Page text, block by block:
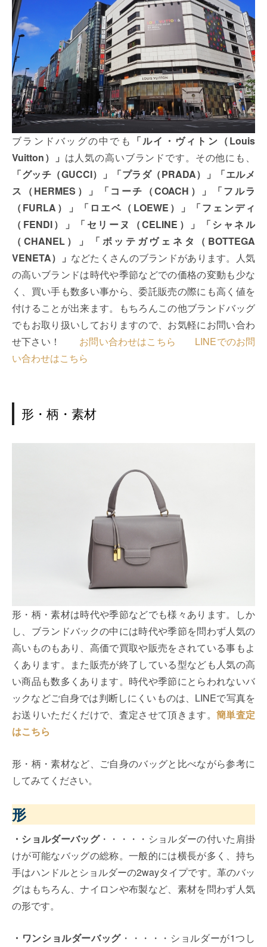
ブランドバッグの中でも 「ルイ・ヴィトン（Louis
Vuitton）」 は人気の高いブランドです。その他にも、
「グッチ（GUCCI）」「プラダ（PRADA）」「エルメ
ス（HERMES）」「コーチ（COACH）」「フルラ
（FURLA）」「ロエベ（LOEWE）」「フェンディ
（FENDI）」「セリーヌ（CELINE）」「シャネル
（CHANEL）」「ボッテガヴェネタ（BOTTEGA
VENETA）」 などたくさんのブランドがあります。人気
の高いブランドは時代や季節などでの価格の変動も少な
く、買い手も数多い事から、委託販売の際にも高く値を
付けることが出来ます。もちろんこの他ブランドバッグ
でもお取り扱いしておりますので、お気軽にお問い合わ
せ下さい！ お問い合わせはこちら
LINEでのお問
い合わせはこちら
形・柄・素材
形・柄・素材は時代や季節などでも様々あります。しか
し、ブランドバックの中には時代や季節を問わず人気の
高いものもあり、高価で買取や販売をされている事もよ
くあります。また販売が終了している型なども人気の高
い商品も数多くあります。時代や季節にとらわれないバ
ックなどご自身では判断しにくいものは、LINEで写真を
お送りいただくだけで、査定させて頂きます。 簡単査定
はこちら
形・柄・素材など、ご自身のバッグと比べながら参考に
してみてください。
形
・ショルダーバッグ・・・・・ショルダーの付いた肩掛
けが可能なバッグの総称。一般的には横長が多く、持ち
手はハンドルとショルダーの2wayタイプです。革のバッ
グはもちろん、ナイロンや布製など、素材を問わず人気
の形です。
・ワンショルダーバッグ・・・・・ショルダーが1つし